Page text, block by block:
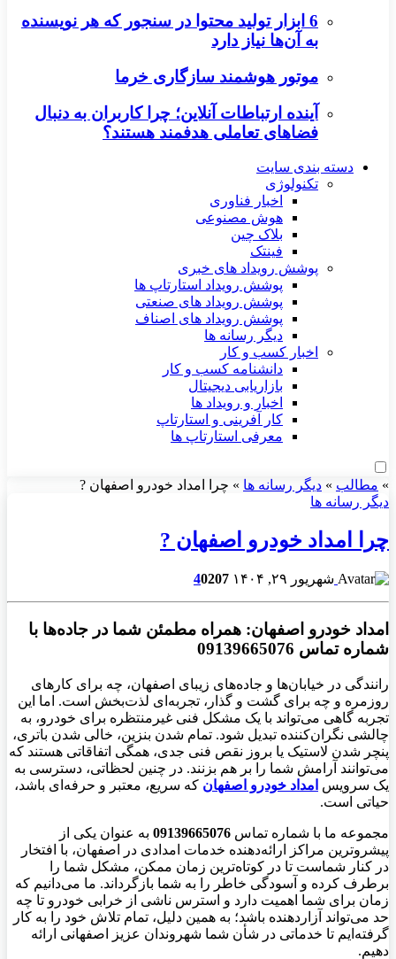
6 ابزار تولید محتوا در سنجور که هر نویسنده
به آن‌ها نیاز دارد
موتور هوشمند سازگاری خرما
آینده ارتباطات آنلاین؛ چرا کاربران به دنبال
فضاهای تعاملی هدفمند هستند؟
دسته بندی سایت
تکنولوژی
اخبار فناوری
هوش مصنوعی
بلاک چین
فینتک
پوشش رویداد های خبری
پوشش رویداد استارتاپ ها
پوشش رویداد های صنعتی
پوشش رویداد های اصناف
دیگر رسانه ها
اخبار کسب و کار
دانشنامه کسب و کار
بازاریابی دیجیتال
اخبار و رویداد ها
کار آفرینی و استارتاپ
معرفی استارتاپ ها
» مطالب » دیگر رسانه ها » چرا امداد خودرو اصفهان ?
دیگر رسانه ها
چرا امداد خودرو اصفهان ?
شهریور ۲۹, ۱۴۰۴ 40207
امداد خودرو اصفهان: همراه مطمئن شما در جاده‌ها با
شماره تماس 09139665076
رانندگی در خیابان‌ها و جاده‌های زیبای اصفهان، چه برای کارهای
روزمره و چه برای گشت و گذار، تجربه‌ای لذت‌بخش است. اما این
تجربه گاهی می‌تواند با یک مشکل فنی غیرمنتظره برای خودرو، به
چالشی نگران‌کننده تبدیل شود. تمام شدن بنزین، خالی شدن باتری،
پنچر شدن لاستیک یا بروز نقص فنی جدی، همگی اتفاقاتی هستند که
می‌توانند آرامش شما را بر هم بزنند. در چنین لحظاتی، دسترسی به
یک سرویس امداد خودرو اصفهان که سریع، معتبر و حرفه‌ای باشد،
حیاتی است.
مجموعه ما با شماره تماس 09139665076 به عنوان یکی از
پیشروترین مراکز ارائه‌دهنده خدمات امدادی در اصفهان، با افتخار
در کنار شماست تا در کوتاه‌ترین زمان ممکن، مشکل شما را
برطرف کرده و آسودگی خاطر را به شما بازگرداند. ما می‌دانیم که
زمان برای شما اهمیت دارد و استرس ناشی از خرابی خودرو تا چه
حد می‌تواند آزاردهنده باشد؛ به همین دلیل، تمام تلاش خود را به کار
گرفته‌ایم تا خدماتی در شأن شما شهروندان عزیز اصفهانی ارائه
دهیم.